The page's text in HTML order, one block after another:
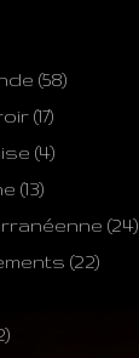
(58)
(17)
(4)
(13)
(24)
(22)